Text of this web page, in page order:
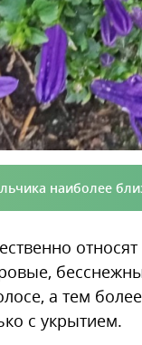
наиболее
относят
а тем
с укрытием.